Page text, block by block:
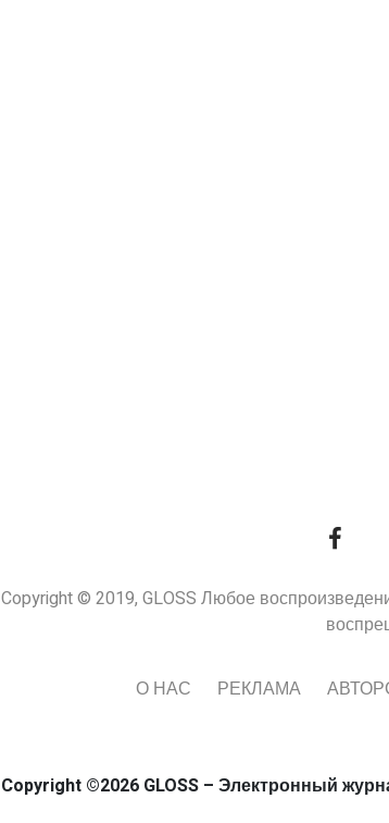
Copyright © 2019, GLOSS Любое
О НАС РЕКЛАМА
Copyright ©2026 GLOSS – Электронный